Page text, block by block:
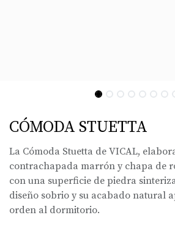
CÓMODA STUETTA
La Cómoda Stuetta de VICAL,
contrachapada marrón y chapa de
con una superficie de piedra
diseño sobrio y su acabado natural
orden al dormitorio.